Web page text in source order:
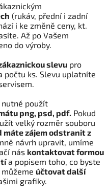
(rukáv, přední i zadní
i ke změně ceny, kt.
Až po Vašem
do výroby.
slevu pro
počtu ks. Slevu uplatníte
nutné použít
png, psd, pdf. Pokud
velký rozměr souboru
máte zájem odstranit z
návrh upravit, umíme
nás kontaktovat formou
a popisem toho, co byste
účtovat další
grafiky.